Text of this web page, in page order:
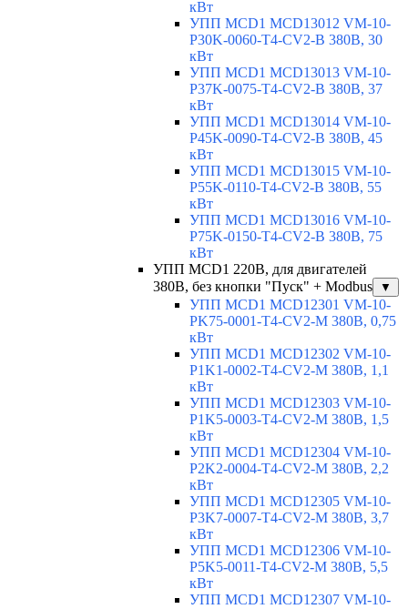
кВт
УПП MCD1 MCD13012 VM-10-
P30K-0060-T4-CV2-B 380В, 30
кВт
УПП MCD1 MCD13013 VM-10-
P37K-0075-T4-CV2-B 380В, 37
кВт
УПП MCD1 MCD13014 VM-10-
P45K-0090-T4-CV2-B 380В, 45
кВт
УПП MCD1 MCD13015 VM-10-
P55K-0110-T4-CV2-B 380В, 55
кВт
УПП MCD1 MCD13016 VM-10-
P75K-0150-T4-CV2-B 380В, 75
кВт
УПП MCD1 220В, для двигателей
380В, без кнопки "Пуск" + Modbus
▼
УПП MCD1 MCD12301 VM-10-
PK75-0001-T4-CV2-M 380В, 0,75
кВт
УПП MCD1 MCD12302 VM-10-
P1K1-0002-T4-CV2-M 380В, 1,1
кВт
УПП MCD1 MCD12303 VM-10-
P1K5-0003-T4-CV2-M 380В, 1,5
кВт
УПП MCD1 MCD12304 VM-10-
P2K2-0004-T4-CV2-M 380В, 2,2
кВт
УПП MCD1 MCD12305 VM-10-
P3K7-0007-T4-CV2-M 380В, 3,7
кВт
УПП MCD1 MCD12306 VM-10-
P5K5-0011-T4-CV2-M 380В, 5,5
кВт
УПП MCD1 MCD12307 VM-10-